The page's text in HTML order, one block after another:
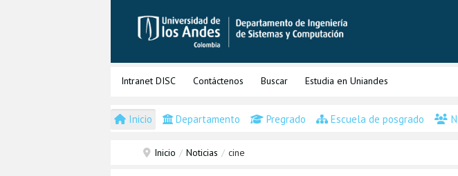
Intranet DISC Contáctenos Buscar Estudia en Uniandes
Inicio Departamento Pregrado Escuela de posgrado
Inicio / Noticias / cine